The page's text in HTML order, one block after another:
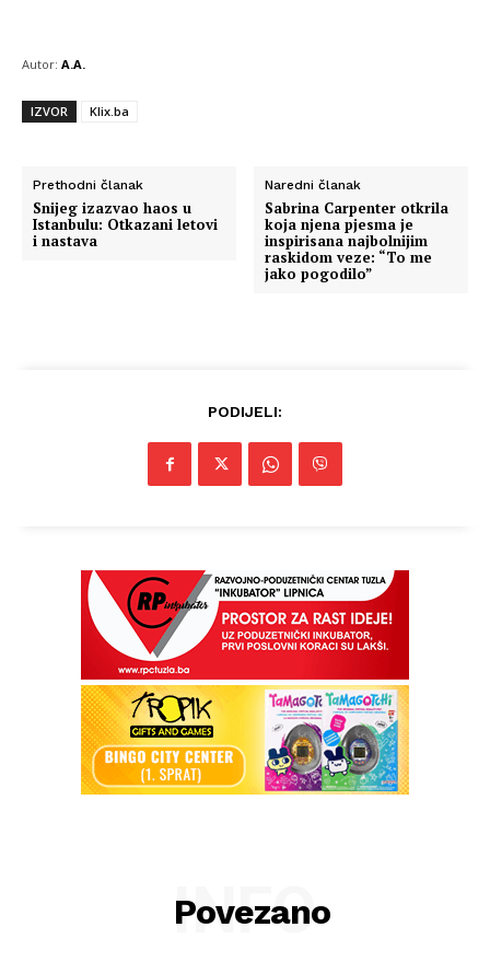
Autor: A.A.
IZVOR Klix.ba
Prethodni članak
Snijeg izazvao haos u
Istanbulu: Otkazani letovi
i nastava
Naredni članak
Sabrina Carpenter otkrila
koja njena pjesma je
inspirisana najbolnijim
raskidom veze: “To me
jako pogodilo”
PODIJELI:
Povezano
INFO